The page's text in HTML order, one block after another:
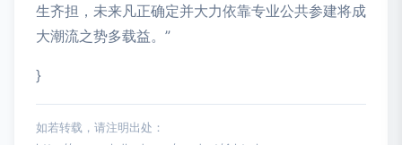
生齐担，未来凡正确定并大力依靠专业公共参建将成
大潮流之势多载益。”
}
如若转载，请注明出处：